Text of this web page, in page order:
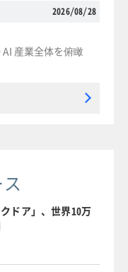
2026/08/28
産業全体を俯瞰
ドア」、世界10万